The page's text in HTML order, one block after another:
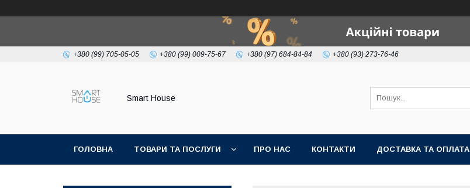
+380 (99) 705-05-05 +380 (99) 009-75-67 +380 (97) 684-84-84 +380 (93) 273-76-46
Smart House
ГОЛОВНА ТОВАРИ ТА ПОСЛУГИ ПРО НАС КОНТАКТИ ДОСТАВКА ТА ОПЛАТА